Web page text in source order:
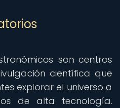
son centros
científica que
explorar el universo a
de alta tecnología.